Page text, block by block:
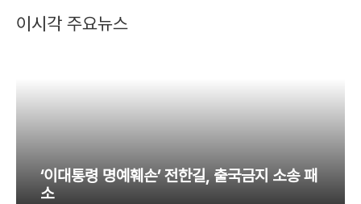
이시각 주요뉴스
‘이대통령 명예훼손’ 전한길, 출국금지 소송 패
소